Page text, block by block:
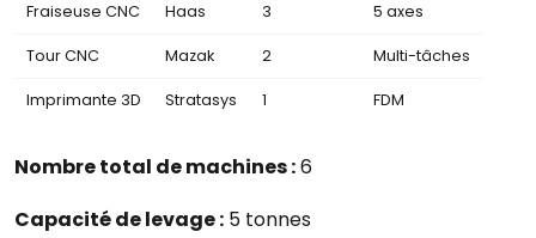
Fraiseuse CNC Haas 3 5 axes
Tour CNC Mazak 2 Multi-tâches
Imprimante 3D Stratasys 1 FDM
Nombre total de machines :6
Capacité de levage : 5 tonnes